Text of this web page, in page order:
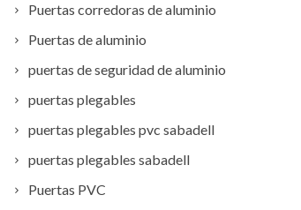
Puertas corredoras de aluminio
Puertas de aluminio
puertas de seguridad de aluminio
puertas plegables
puertas plegables pvc sabadell
puertas plegables sabadell
Puertas PVC